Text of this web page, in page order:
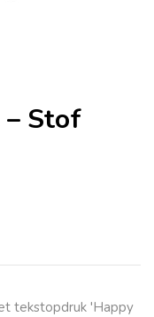
– Stof
tekstopdruk 'Happy